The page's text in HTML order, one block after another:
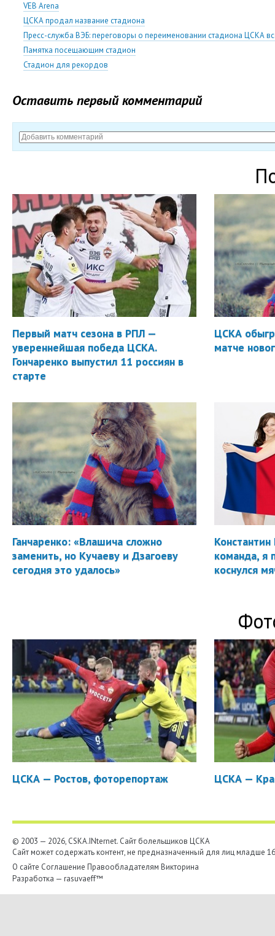
VEB Arena
ЦСКА продал название стадиона
Пресс-служба ВЭБ: переговоры о переименовании стадиона ЦСКА
Памятка посещающим стадион
Стадион для рекордов
Оставить первый комментарий
Первый матч сезона в РПЛ —
увереннейшая победа ЦСКА.
Гончаренко выпустил 11 россиян в
старте
ЦСКА
матче
Ганчаренко: «Влашича сложно
заменить, но Кучаеву и Дзагоеву
сегодня это удалось»
Константин
команда, я
коснулся
ЦСКА — Ростов, фоторепортаж ЦСКА —
© 2003 — 2026, CSKA.INternet. Cайт болельщиков ЦСКА
Сайт может содержать контент, не предназначенный для лиц младше
О сайте Соглашение Правообладателям Викторина
Разработка — rasuvaeff™